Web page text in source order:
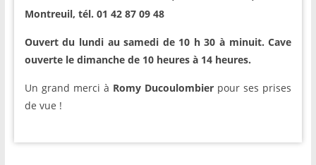
Montreuil, tél. 01 42 87 09 48
Ouvert du lundi au samedi de 10 h 30 à minuit. Cave
ouverte le dimanche de 10 heures à 14 heures.
Un grand merci à Romy Ducoulombier pour ses prises
de vue !